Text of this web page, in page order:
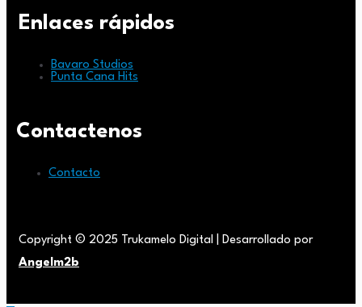
Enlaces rápidos
Bavaro Studios
Punta Cana Hits
Contactenos
Contacto
Copyright © 2025 Trukamelo Digital | Desarrollado por
Angelm2b